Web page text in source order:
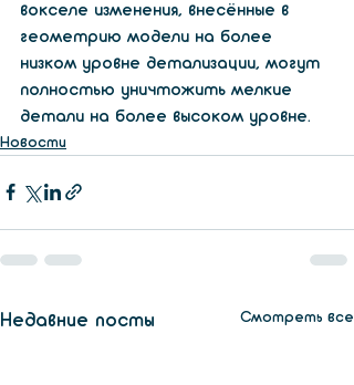
вокселе изменения, внесённые в
геометрию модели на более
низком уровне детализации, могут
полностью уничтожить мелкие
детали на более высоком уровне.
Новости
Недавние посты Смотреть все